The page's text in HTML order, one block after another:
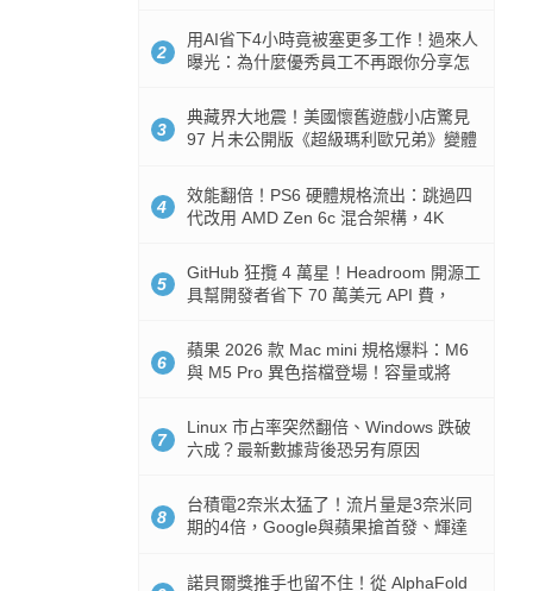
2
用AI省下4小時竟被塞更多工作！過來人
曝光：為什麼優秀員工不再跟你分享怎
3
典藏界大地震！美國懷舊遊戲小店驚見
97 片未公開版《超級瑪利歐兄弟》變體
4
效能翻倍！PS6 硬體規格流出：跳過四
代改用 AMD Zen 6c 混合架構，4K
5
GitHub 狂攬 4 萬星！Headroom 開源工
具幫開發者省下 70 萬美元 API 費，
6
蘋果 2026 款 Mac mini 規格爆料：M6
與 M5 Pro 異色搭檔登場！容量或將
7
Linux 市占率突然翻倍、Windows 跌破
六成？最新數據背後恐另有原因
8
台積電2奈米太猛了！流片量是3奈米同
期的4倍，Google與蘋果搶首發、輝達
諾貝爾獎推手也留不住！從 AlphaFold